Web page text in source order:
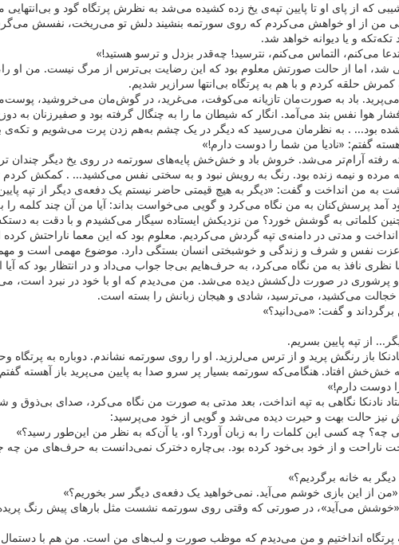
که از پای او تا پایین تپه‌ی یخ زده کشیده می‌شد به نظرش پرتگاه گود و
من از او خواهش می‌کردم که روی سورتمه بنشیند دلش تو می‌ریخت، نفسش
تکه‌تکه و یا دیوانه خواهد شد.
می‌کنم، التماس می‌کنم، نترسید! چه‌قدر بزدل و ترسو هستید!»
شد، اما از حالت صورتش معلوم بود که این رضایت بی‌ترس از مرگ نیست. من او
حلقه کردم و با هم به پرتگاه بی‌انتها سرازیر شدیم.
می‌پرید. باد به صورت‌مان تازیانه می‌کوفت، می‌غرید، در گوش‌مان می‌خروشید،
هوا نفس بند می‌آمد. انگار که شیطان ما را به چنگال گرفته بود و صفیرزنان به
شده بود... . به نظرمان می‌رسید که دیگر در یک چشم به‌هم زدن پرت می‌شویم و
گفتم: «نادیا من شما را دوست دارم!»
آرام‌تر می‌شد. خروش باد و خش‌خش پایه‌های سورتمه در روی یخ دیگر چندان
مرده و نیمه زنده بود. رنگ به رویش نبود و به سختی نفس می‌کشید... . کمکش کردم
به من انداخت و گفت: «دیگر به هیچ قیمتی حاضر نیستم یک‌ دفعه‌ی دیگر از تپه پایین
آمد پرسش‌کنان به من نگاه می‌کرد و گویی می‌خواست بداند: آیا من آن چند کلمه را
کلماتی به گوشش خورد؟ من نزدیکش ایستاده سیگار می‌کشیدم و با دقت به
انداخت و مدتی در دامنه‌ی تپه گردش می‌کردیم. معلوم بود که این معما ناراحتش کرده
عزت نفس و شرف و زندگی و خوشبختی انسان بستگی دارد. موضوع مهمی است و مهم‌تر
نظری نافذ به من نگاه می‌کرد، به حرف‌هایم بی‌جا جواب می‌داد و در انتظار بود که آیا
پرشوری در صورت دل‌کشش دیده می‌شد. من می‌دیدم که او با خود در نبرد است،
خجالت می‌کشید، می‌ترسید، شادی و هیجان زبانش را بسته است.
و گفت: «می‌دانید؟»
از تپه پایین بسریم.
نادنکا باز رنگش پرید و از ترس می‌لرزید. او را روی سورتمه نشاندم. دوباره به
خش‌خش افتاد. هنگامی‌که سورتمه بسیار پر سرو صدا به پایین می‌پرید باز آهسته
دوست دارم!»
نادنکا نگاهی به تپه انداخت، بعد مدتی به صورت من نگاه می‌کرد، صدای
حالت بهت و حیرت دیده می‌شد و گویی از خود می‌پرسید:
چه کسی این کلمات را به زبان آورد؟ او، یا آن‌که به نظر من این‌طور رسید؟»
ناراحت و از خود بی‌خود کرده بود. بی‌چاره دخترک نمی‌دانست به حرف‌های من چه
به خانه برگردیم؟»
از این بازی خوشم می‌آید. نمی‌خواهید یک دفعه‌ی دیگر سر بخوریم؟»
«خوشش می‌آید»، در صورتی که وقتی روی سورتمه نشست مثل بارهای پیش رنگ
پرتگاه انداختیم و من می‌دیدم که موظب صورت و لب‌های من است. من هم با